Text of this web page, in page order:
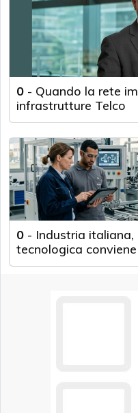
0 - Quando la rete
infrastrutture Telco
0 - Industria italiana,
tecnologica